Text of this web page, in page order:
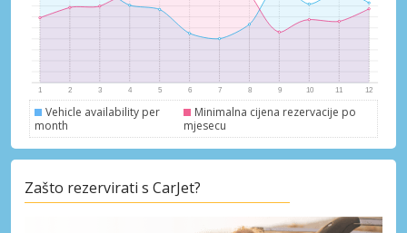
Vehicle availability per
month
Minimalna cijena rezervacije po
mjesecu
Zašto rezervirati s CarJet?